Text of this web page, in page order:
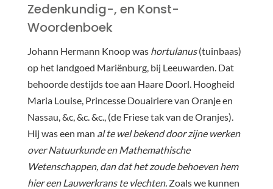
Zedenkundig-, en Konst-
Woordenboek
Johann Hermann Knoop was hortulanus(tuinbaas)
op het landgoed Mariënburg, bij Leeuwarden. Dat
behoorde destijds toe aan Haare Doorl. Hoogheid
Maria Louise, Princesse Douairiere van Oranje en
Nassau, &c, &c. &c., (de Friese tak van de Oranjes).
Hij was een man al te wel bekend door zijne werken
over Natuurkunde en Mathemathische
Wetenschappen, dan dat het zoude behoeven hem
hier een Lauwerkrans te vlechten. Zoals we kunnen